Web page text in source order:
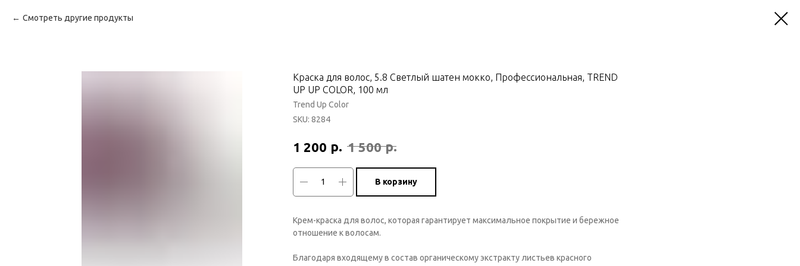
Смотреть другие продукты
Краска для волос, 5.8 Светлый шатен мокко, Профессиональная, TREND
UP UP COLOR, 100 мл
Trend Up Color
SKU: 8284
1 200 р. 1 500 р.
В корзину
Крем-краска для волос, которая гарантирует максимальное покрытие и бережное
отношение к волосам.
Благодаря входящему в состав органическому экстракту листьев красного